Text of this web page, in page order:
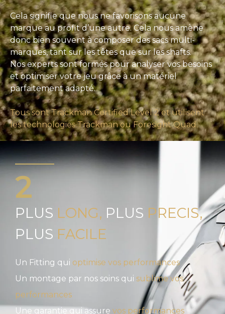
Cela signifie que nous ne favorisons aucune
marque au profit d’une autre. Cela nous amène
donc bien souvent à composer des sacs multi-
marques, tant sur les têtes que sur les shafts.
Nos experts sont formés pour analyser vos besoins
et optimiser votre jeu grâce à un matériel
parfaitement adapté.
Tous sont Trackman Certified Level 2 et utilisent
les technologies Trackman ou Foresight Quad.
2
PLUS LONG, PLUS PRECIS,
PLUS FACILE
Un Fitting qui optimise vos performances
Un montage par nos soins qui sublime vos
performances
Une garantie qui assure vos performances